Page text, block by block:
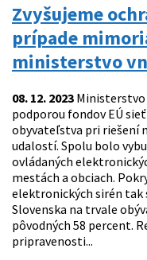
Zvyšujeme
prípade
ministerstvo
08. 12. 2023
podporou fondov EÚ
obyvateľstva pri riešení
udalostí. Spolu bolo
ovládaných
mestách a obciach.
elektronických sirén tak
Slovenska na trvale
pôvodných 58 percent.
pripravenosti...